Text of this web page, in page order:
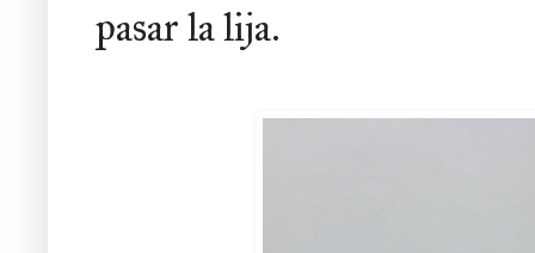
pasar la lija.